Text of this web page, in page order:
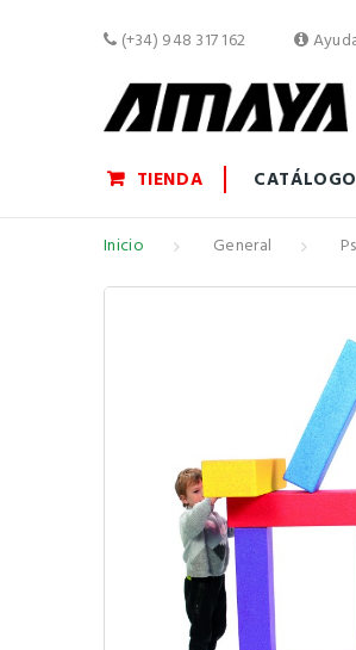
(+34) 948 317 162
TIENDA
Inicio General